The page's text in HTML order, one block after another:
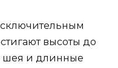
высоты до
шея и длинные